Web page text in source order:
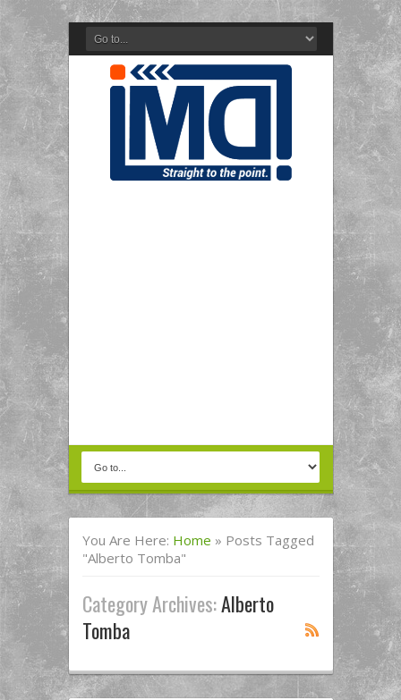
You Are Here: Home » Posts Tagged
"Alberto Tomba"
Category Archives:Alberto
Tomba